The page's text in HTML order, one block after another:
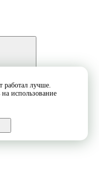
работал лучше.
на использование